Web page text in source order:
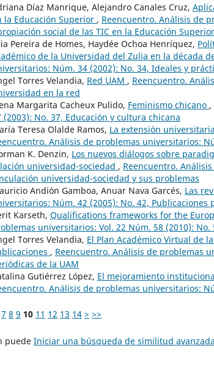
Díaz Manrique, Alejandro Canales Cruz,
la Educación Superior , Reencuentro. Análisis de
social de las TIC en la Educación Superior
Pereira de Homes, Haydée Ochoa Henríquez,
de la Universidad del Zulia en la década
Núm. 34 (2002): No. 34, Ideales y
Torres Velandia, Red UAM , Reencuentro.
en la red
Margarita Cacheux Pulido, Feminismo chicano ,
(2003): No. 37, Educación y cultura chicana
Teresa Olalde Ramos, La extensión
Análisis de problemas universitarios:
K. Denzin, Los nuevos diálogos sobre
universidad-sociedad , Reencuentro.
universidad-sociedad y sus problemas
Andión Gamboa, Anuar Nava Garcés, Las
Núm. 42 (2005): No. 42, Publicaciones
Karseth, Qualifications frameworks for the
universitarios: Vol. 22 Núm. 58 (2010):
Torres Velandia, El Plan Académico Virtual de
, Reencuentro. Análisis de problemas
de la UAM
Gutiérrez López, El mejoramiento
Análisis de problemas universitarios:
7 8 9 10 11 12 13 14 > >>
puede Iniciar una búsqueda de similitud avanzada